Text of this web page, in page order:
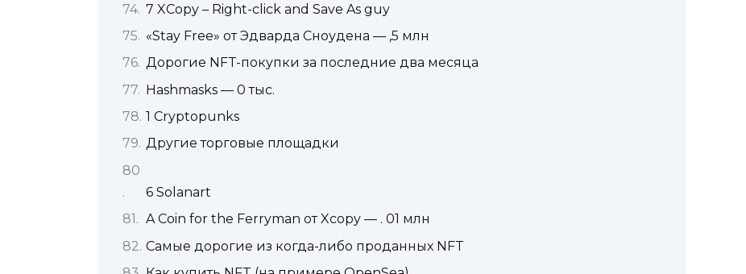
7 XCopy – Right-click and Save As guy
«Stay Free» от Эдварда Сноудена — ,5 млн
Дорогие NFT-покупки за последние два месяца
Hashmasks — 0 тыс.
1 Cryptopunks
Другие торговые площадки
6 Solanart
A Coin for the Ferryman от Xcopy — . 01 млн
Самые дорогие из когда-либо проданных NFT